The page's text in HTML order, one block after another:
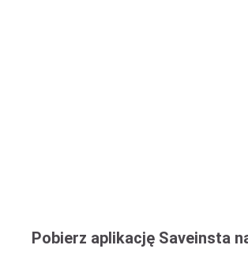
Pobierz aplikację Saveinsta